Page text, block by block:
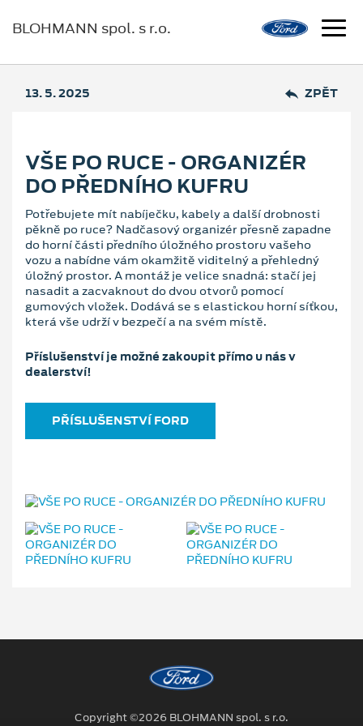
BLOHMANN spol. s r.o.
13. 5. 2025 ZPĚT
VŠE PO RUCE - ORGANIZÉR
DO PŘEDNÍHO KUFRU
Potřebujete mít nabíječku, kabely a další drobnosti
pěkně po ruce? Nadčasový organizér přesně zapadne
do horní části předního úložného prostoru vašeho
vozu a nabídne vám okamžitě viditelný a přehledný
úložný prostor. A montáž je velice snadná: stačí jej
nasadit a zacvaknout do dvou otvorů pomocí
gumových vložek. Dodává se s elastickou horní síťkou,
která vše udrží v bezpečí a na svém místě.
Příslušenství je možné zakoupit přímo u nás v
dealerství!
PŘÍSLUŠENSTVÍ FORD
Copyright ©2026 BLOHMANN spol. s r.o.